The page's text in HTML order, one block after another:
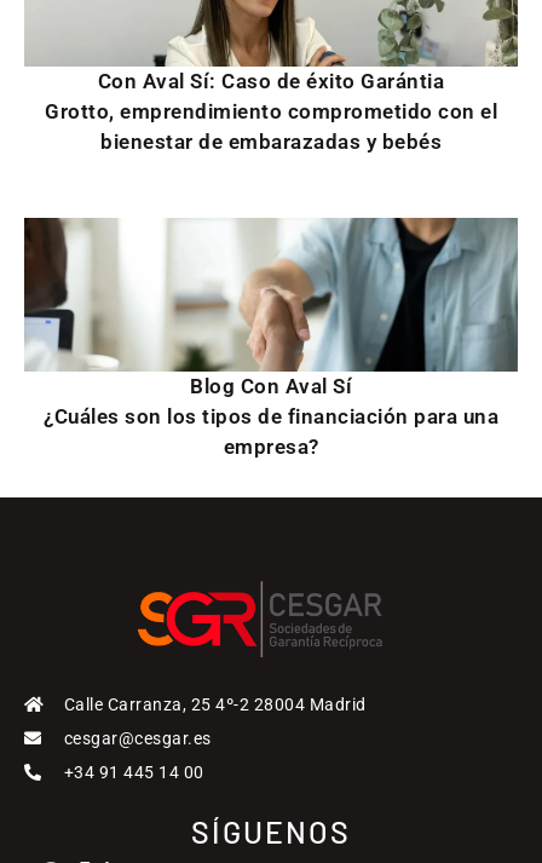
Con Aval Sí: Caso de éxito Garántia
Grotto, emprendimiento comprometido con el
bienestar de embarazadas y bebés
Blog Con Aval Sí
¿Cuáles son los tipos de financiación para una
empresa?
Calle Carranza, 25 4º-2 28004 Madrid
cesgar@cesgar.es
+34 91 445 14 00
SÍGUENOS